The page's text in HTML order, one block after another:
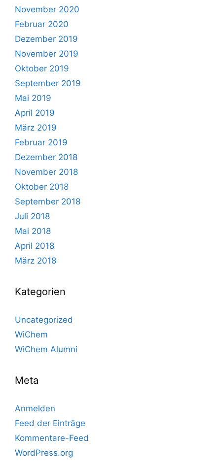
November 2020
Februar 2020
Dezember 2019
November 2019
Oktober 2019
September 2019
Mai 2019
April 2019
März 2019
Februar 2019
Dezember 2018
November 2018
Oktober 2018
September 2018
Juli 2018
Mai 2018
April 2018
März 2018
Kategorien
Uncategorized
WiChem
WiChem Alumni
Meta
Anmelden
Feed der Einträge
Kommentare-Feed
WordPress.org